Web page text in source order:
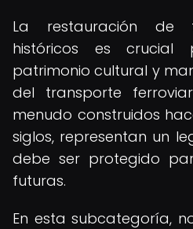
La restauración de
históricos es crucial
patrimonio cultural y
del transporte
menudo construidos
siglos, representan un
debe ser protegido
futuras.
En esta subcategoría,